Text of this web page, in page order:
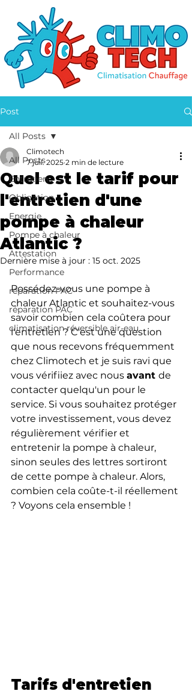
Post
All Posts
Entretien
Obligation
Energie
Pompe à chaleur
Attestation
Performance
réparation PAC
réparation PAC
climatisation réversible air-eau
All Posts
Quel est le tarif pour
l'entretien d'une
pompe à chaleur
Atlantic ?
Climotech
7 juil. 2025 2 min de lecture
Dernière mise à jour : 15 oct. 2025
Possédez-vous une pompe à
chaleur Atlantic et souhaitez-vous
savoir combien cela coûtera pour
l'entretien ? C'est une question
que nous recevons fréquemment
chez Climotech et je suis ravi que
vous vérifiiez avec nous avant de
contacter quelqu'un pour le
service. Si vous souhaitez protéger
votre investissement, vous devez
régulièrement vérifier et
entretenir la pompe à chaleur,
sinon seules des lettres sortiront
de cette pompe à chaleur. Alors,
combien cela coûte-t-il réellement
? Voyons cela ensemble !
Tarifs d'entretien